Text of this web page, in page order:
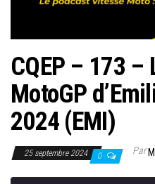
CQEP – 173 –
MotoGP
2024 (EMI)
25 septembre 2024 0 Par